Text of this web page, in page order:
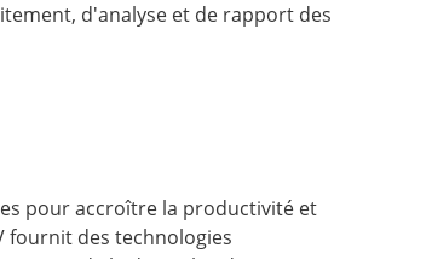
d'analyse et de rapport des
pour accroître la productivité et
fournit des technologies